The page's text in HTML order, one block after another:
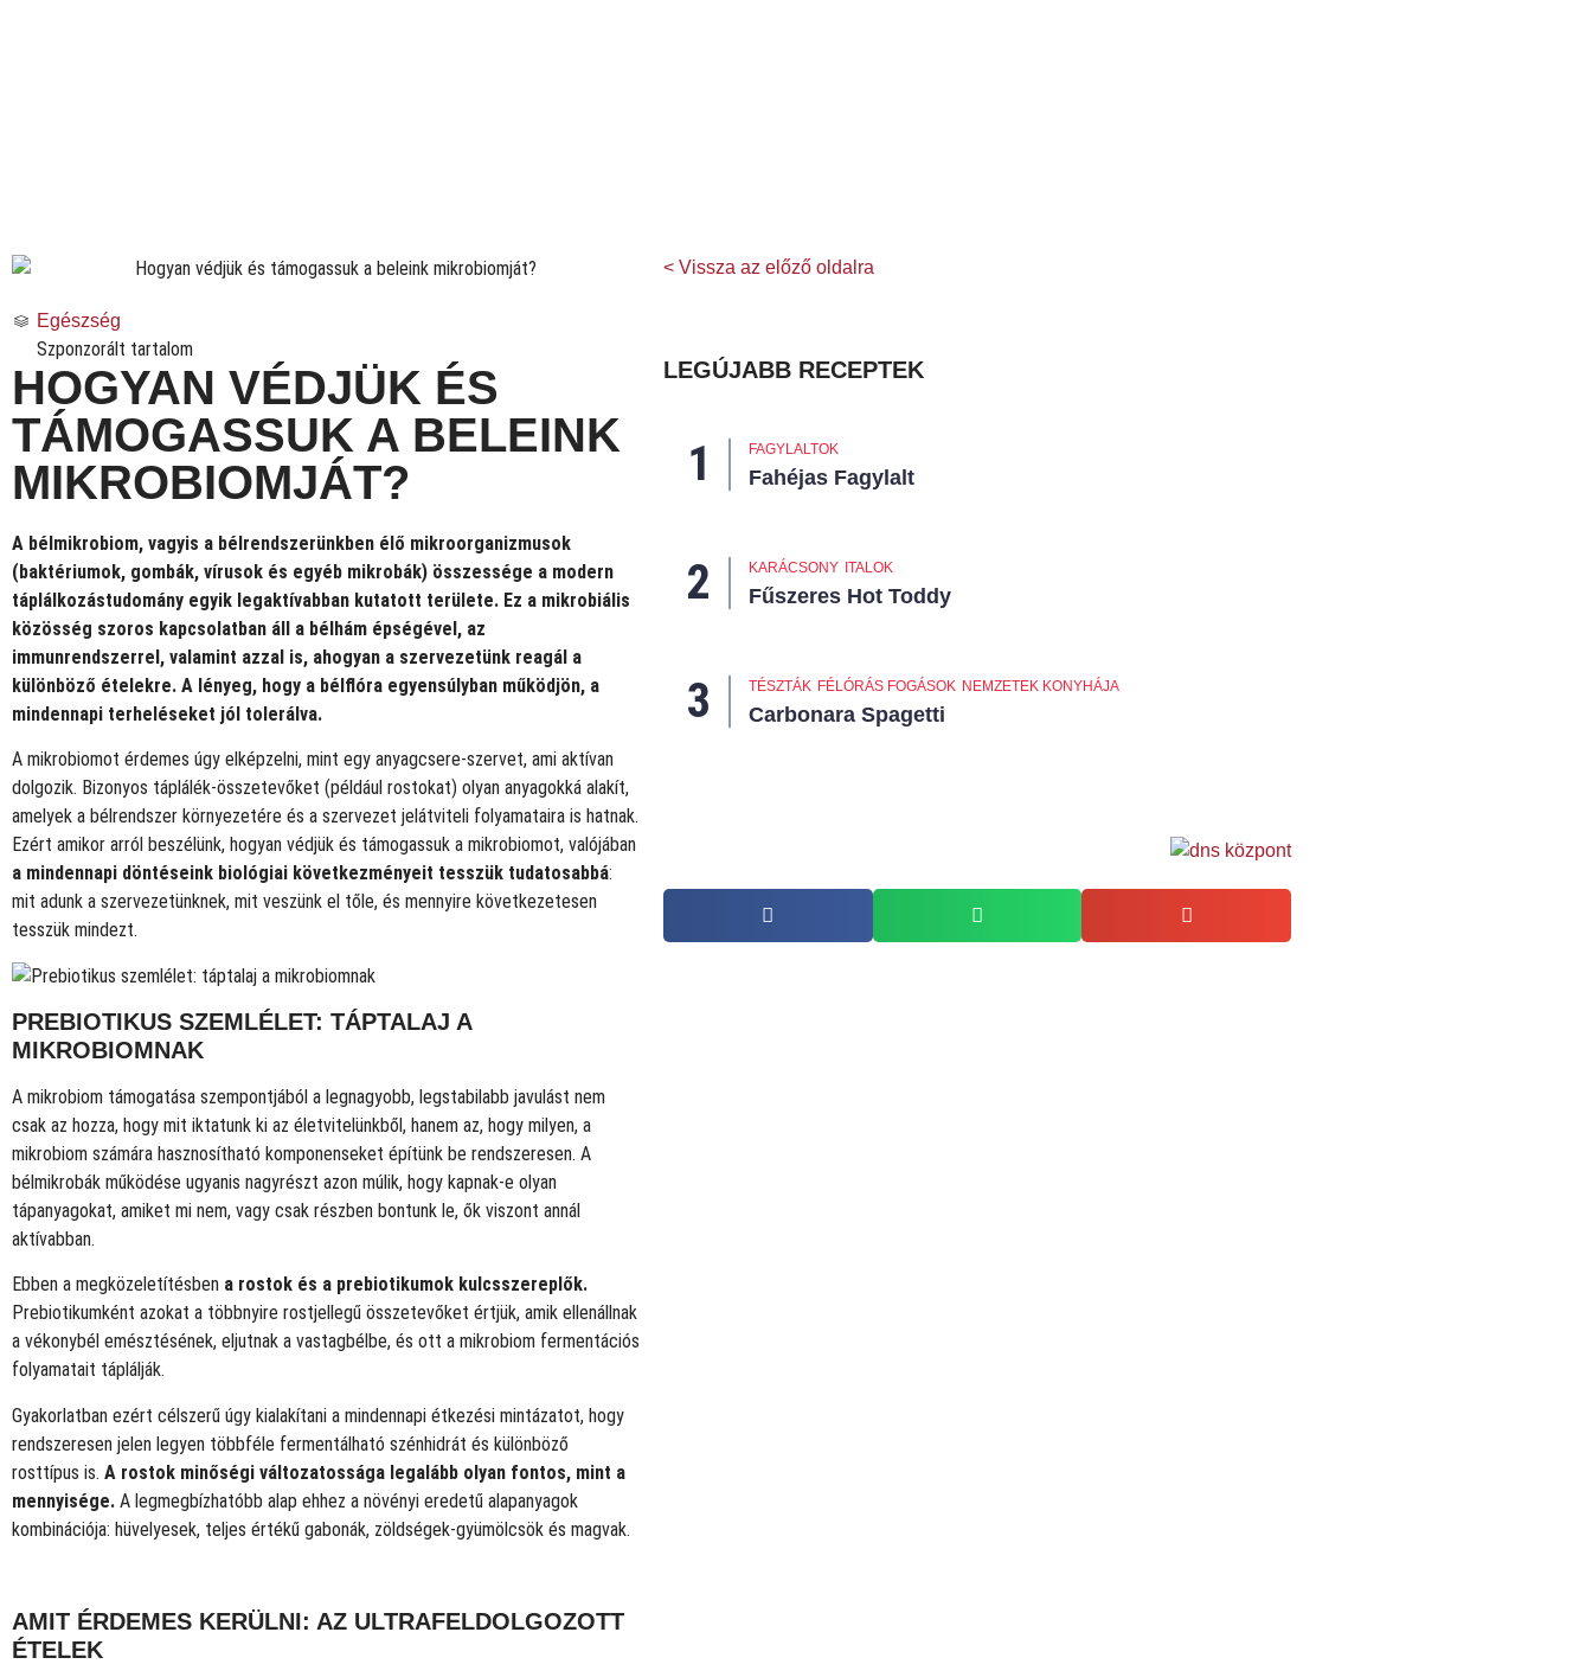
Egészség
Szponzorált tartalom
HOGYAN VÉDJÜK ÉS
TÁMOGASSUK A BELEINK
MIKROBIOMJÁT?
A bélmikrobiom, vagyis a bélrendszerünkben élő mikroorganizmusok
(baktériumok, gombák, vírusok és egyéb mikrobák) összessége a modern
táplálkozástudomány egyik legaktívabban kutatott területe. Ez a mikrobiális
közösség szoros kapcsolatban áll a bélhám épségével, az
immunrendszerrel, valamint azzal is, ahogyan a szervezetünk reagál a
különböző ételekre. A lényeg, hogy a bélflóra egyensúlyban működjön, a
mindennapi terheléseket jól tolerálva.
A mikrobiomot érdemes úgy elképzelni, mint egy anyagcsere-szervet, ami aktívan
dolgozik. Bizonyos táplálék-összetevőket (például rostokat) olyan anyagokká alakít,
amelyek a bélrendszer környezetére és a szervezet jelátviteli folyamataira is hatnak.
Ezért amikor arról beszélünk, hogyan védjük és támogassuk a mikrobiomot, valójában
a mindennapi döntéseink biológiai következményeit tesszük tudatosabbá:
mit adunk a szervezetünknek, mit veszünk el tőle, és mennyire következetesen
tesszük mindezt.
PREBIOTIKUS SZEMLÉLET: TÁPTALAJ A
MIKROBIOMNAK
A mikrobiom támogatása szempontjából a legnagyobb, legstabilabb javulást nem
csak az hozza, hogy mit iktatunk ki az életvitelünkből, hanem az, hogy milyen, a
mikrobiom számára hasznosítható komponenseket építünk be rendszeresen. A
bélmikrobák működése ugyanis nagyrészt azon múlik, hogy kapnak-e olyan
tápanyagokat, amiket mi nem, vagy csak részben bontunk le, ők viszont annál
aktívabban.
Ebben a megközeletítésben a rostok és a prebiotikumok kulcsszereplők.
Prebiotikumként azokat a többnyire rostjellegű összetevőket értjük, amik ellenállnak
a vékonybél emésztésének, eljutnak a vastagbélbe, és ott a mikrobiom fermentációs
folyamatait táplálják.
Gyakorlatban ezért célszerű úgy kialakítani a mindennapi étkezési mintázatot, hogy
rendszeresen jelen legyen többféle fermentálható szénhidrát és különböző
rosttípus is. A rostok minőségi változatossága legalább olyan fontos, mint a
mennyisége. A legmegbízhatóbb alap ehhez a növényi eredetű alapanyagok
kombinációja: hüvelyesek, teljes értékű gabonák, zöldségek-gyümölcsök és magvak.
AMIT ÉRDEMES KERÜLNI: AZ ULTRAFELDOLGOZOTT
ÉTELEK
< Vissza az előző oldalra
LEGÚJABB RECEPTEK
FAGYLALTOK
Fahéjas Fagylalt
KARÁCSONY ITALOK
Fűszeres Hot Toddy
TÉSZTÁK FÉLÓRÁS FOGÁSOK NEMZETEK KONYHÁJA
Carbonara Spagetti